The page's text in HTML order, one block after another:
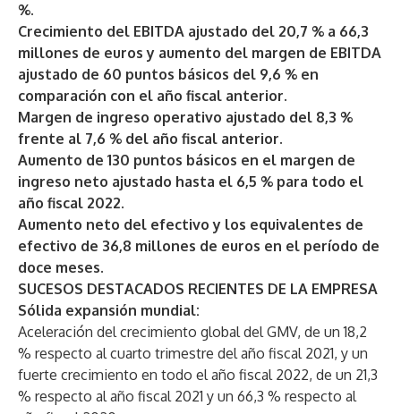
%.
Crecimiento del EBITDA ajustado del 20,7 % a 66,3
millones de euros y aumento del margen de EBITDA
ajustado de 60 puntos básicos del 9,6 % en
comparación con el año fiscal anterior.
Margen de ingreso operativo ajustado del 8,3 %
frente al 7,6 % del año fiscal anterior.
Aumento de 130 puntos básicos en el margen de
ingreso neto ajustado hasta el 6,5 % para todo el
año fiscal 2022.
Aumento neto del efectivo y los equivalentes de
efectivo de 36,8 millones de euros en el período de
doce meses.
SUCESOS DESTACADOS RECIENTES DE LA EMPRESA
Sólida expansión mundial:
Aceleración del crecimiento global del GMV, de un 18,2
% respecto al cuarto trimestre del año fiscal 2021, y un
fuerte crecimiento en todo el año fiscal 2022, de un 21,3
% respecto al año fiscal 2021 y un 66,3 % respecto al